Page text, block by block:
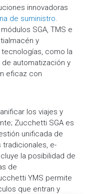
innovadoras
de suministro.
SGA, TMS e
y
tecnologías, como la
de automatización y
eficaz con
los viajes y
Zucchetti SGA es
unificada de
e-
la posibilidad de
de
YMS permite
que entran y